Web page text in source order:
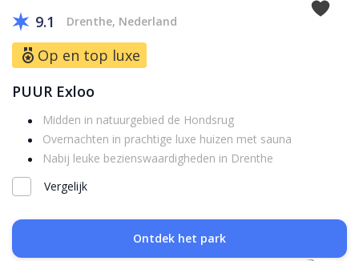
9.1 Drenthe, Nederland
Op en top luxe
PUUR Exloo
Midden in natuurgebied de Hondsrug
Overnachten in prachtige luxe huizen met sauna
Nabij leuke bezienswaardigheden in Drenthe
Vergelijk
Ontdek het park